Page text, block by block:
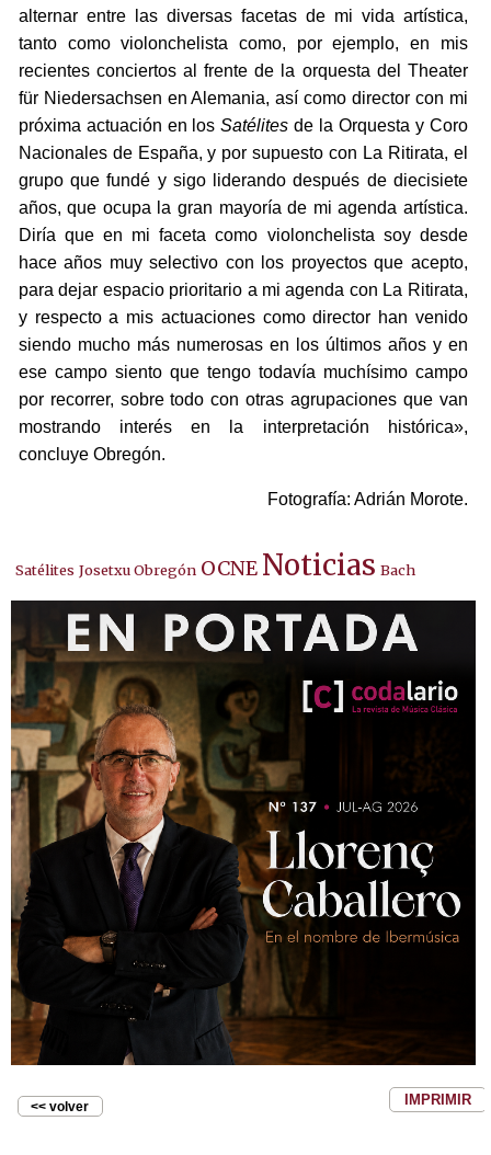
alternar entre las diversas facetas de mi vida artística,
tanto como violonchelista como, por ejemplo, en mis
recientes conciertos al frente de la orquesta del Theater
für Niedersachsen en Alemania, así como director con mi
próxima actuación en losSatélites de la Orquesta y Coro
Nacionales de España, y por supuesto con La Ritirata, el
grupo que fundé y sigo liderando después de diecisiete
años, que ocupa la gran mayoría de mi agenda artística.
Diría que en mi faceta como violonchelista soy desde
hace años muy selectivo con los proyectos que acepto,
para dejar espacio prioritario a mi agenda con La Ritirata,
y respecto a mis actuaciones como director han venido
siendo mucho más numerosas en los últimos años y en
ese campo siento que tengo todavía muchísimo campo
por recorrer, sobre todo con otras agrupaciones que van
mostrando interés en la interpretación histórica»,
concluye Obregón.
Fotografía: Adrián Morote.
Satélites Josetxu Obregón OCNE Noticias Bach
<< volver IMPRIMIR